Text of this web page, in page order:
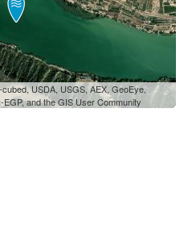
USDA, USGS, AEX, GeoEye,
and the GIS User Community